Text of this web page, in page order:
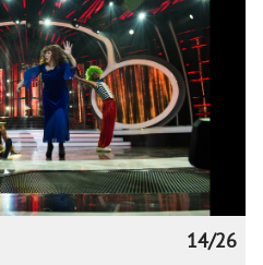
14/26